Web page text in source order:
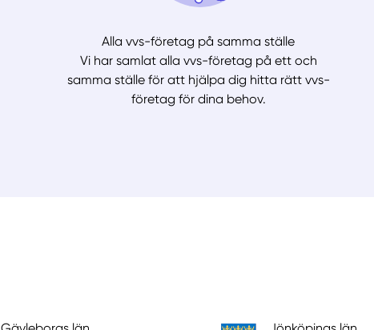
Alla vvs-företag på samma ställe
Vi har samlat alla vvs-företag på ett och
samma ställe för att hjälpa dig hitta rätt vvs-
företag för dina behov.